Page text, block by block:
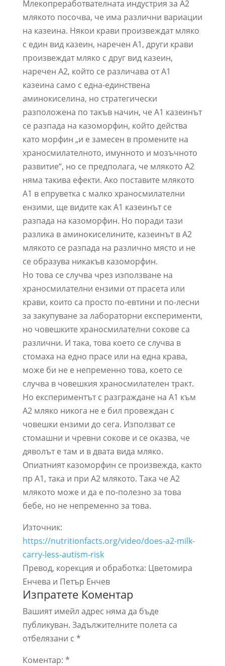
Млекопреработвателната индустрия за А2
млякото посочва, че има различни вариации
на казеина. Някои крави произвеждат мляко
с един вид казеин, наречен А1, други крави
произвеждат мляко с друг вид казеин,
наречен А2, който се различава от А1
казеина само с една-единствена
аминокиселина, но стратегически
разположена по такъв начин, че А1 казеинът
се разпада на казоморфин, който действа
като морфин „и е замесен в промените на
храносмилателното, имунното и мозъчното
развитие“, но се предполага, че млякото А2
няма такива ефекти. Ако поставите млякото
А1 в епруветка с малко храносмилателни
ензими, ще видите как А1 казеинът се
разпада на казоморфин. Но поради тази
разлика в аминокиселините, казеинът в А2
млякото се разпада на различно място и не
се образува никакъв казоморфин.
Но това се случва чрез използване на
храносмилателни ензими от прасета или
крави, които са просто по-евтини и по-лесни
за закупуване за лабораторни експерименти,
но човешките храносмилателни сокове са
различни. И така, това което се случва в
стомаха на едно прасе или на една крава,
може би не е непременно това, което се
случва в човешкия храносмилателен тракт.
Но експериментът с разграждане на А1 към
А2 мляко никога не е бил провеждан с
човешки ензими до сега. Използват се
стомашни и чревни сокове и се оказва, че
дяволът е там и в двата вида мляко.
Опиатният казоморфин се произвежда, както
пр А1, така и при А2 млякото. Така че А2
млякото може и да е по-полезно за това
бебе, но не непременно за това.
Източник:
https://nutritionfacts.org/video/does-a2-milk-
carry-less-autism-risk
Превод, корекция и обработка: Цветомира
Енчева и Петър Енчев
Изпратете Коментар
Вашият имейл адрес няма да бъде
публикуван. Задължителните полета са
отбелязани с *
Коментар: *